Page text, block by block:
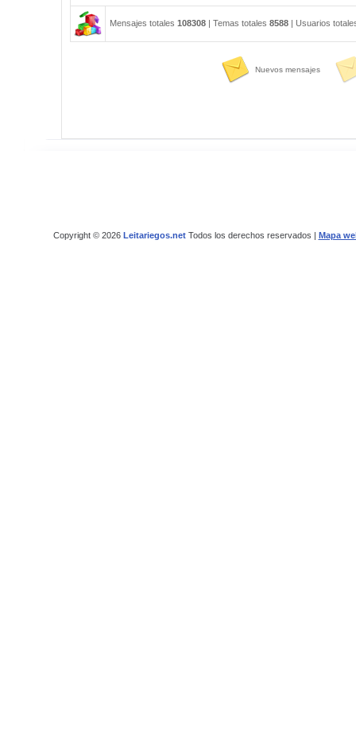
Mensajes totales 108308| Temas totales 8588| Usuarios
Nuevos mensajes
Copyright © 2026 Leitariegos.netTodos los derechos reservados | Mapa